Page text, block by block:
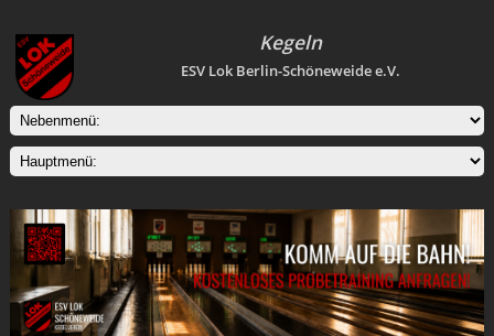
Kegeln
ESV Lok Berlin-Schöneweide e.V.